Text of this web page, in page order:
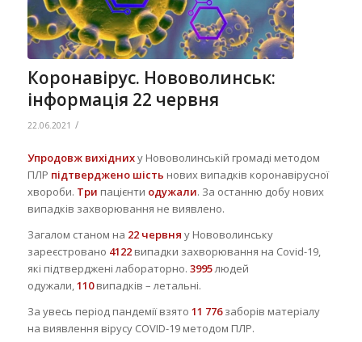
Коронавірус. Нововолинськ:
інформація 22 червня
22.06.2021 /
Упродовж вихідниху Нововолинській громаді методом
ПЛР підтверджено шість нових випадків коронавірусної
хвороби. Три пацієнти одужали. За останню добу нових
випадків захворювання не виявлено.
Загалом станом на 22 червня у Нововолинську
зареєстровано 4122 випадки захворювання на Covid-19,
які підтверджені лабораторно. 3995людей
одужали,110випадків – летальні.
За увесь період пандемії взято 11 776заборів матеріалу
на виявлення вірусу COVID-19 методом ПЛР.